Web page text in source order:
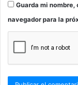
Guarda mi
navegador para la